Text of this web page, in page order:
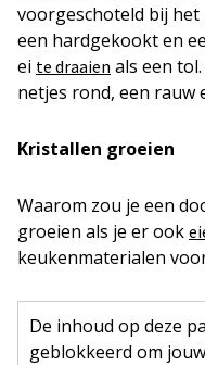
voorgeschoteld bij
een hardgekookt en
ei te draaien als een
netjes rond, een rauw
Kristallen groeien
Waarom zou je een
groeien als je er ook
keukenmaterialen
De inhoud op deze
geblokkeerd om